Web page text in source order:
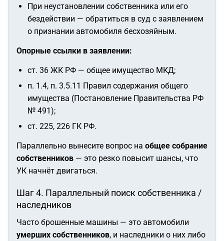
При неустановлении собственника или его
бездействии — обратиться в суд с заявлением
о признании автомобиля бесхозяйным.
Опорные ссылки в заявлении:
ст. 36 ЖК РФ — общее имущество МКД;
п. 1.4, п. 3.5.11 Правил содержания общего
имущества (Постановление Правительства РФ
№ 491);
ст. 225, 226 ГК РФ.
Параллельно вынесите вопрос на общее собрание
собственников — это резко повысит шансы, что
УК начнёт двигаться.
Шаг 4. Параллельный поиск собственника /
наследников
Часто брошенные машины — это автомобили
умерших собственников, и наследники о них либо